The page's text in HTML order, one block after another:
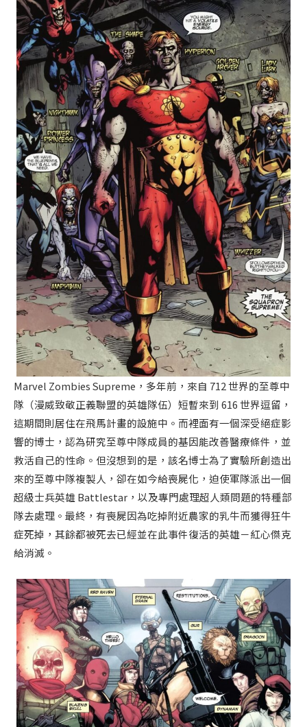
Marvel Zombies Supreme，多年前，來自 712 世界的至尊中
隊（漫威致敬正義聯盟的英雄隊伍）短暫來到 616 世界逗留，
這期間則居住在飛馬計畫的設施中。而裡面有一個深受絕症影
響的博士，認為研究至尊中隊成員的基因能改善醫療條件，並
救活自己的性命。但沒想到的是，該名博士為了實驗所創造出
來的至尊中隊複製人，卻在如今給喪屍化，迫使軍隊派出一個
超級士兵英雄 Battlestar，以及專門處理超人類問題的特種部
隊去處理。最終，有喪屍因為吃掉附近農家的乳牛而獲得狂牛
症死掉，其餘都被死去已經並在此事件復活的英雄－紅心傑克
給消滅。